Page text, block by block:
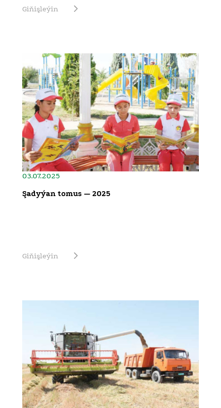
Giňişleýin
03.07.2025
Şadyýan tomus — 2025
Giňişleýin